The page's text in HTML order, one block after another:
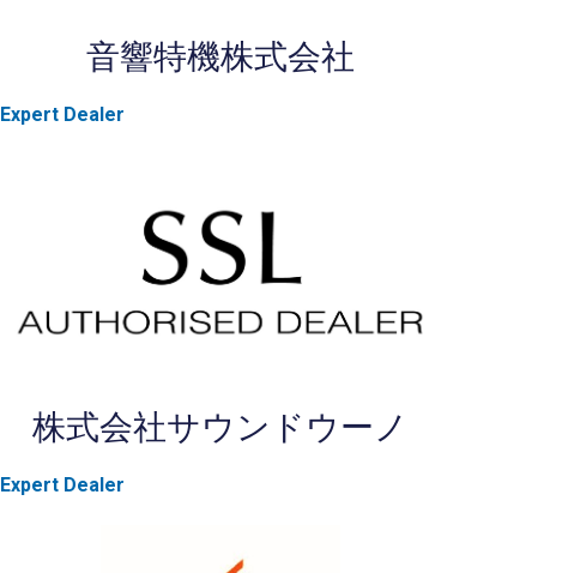
音響特機株式会社
Expert Dealer
株式会社サウンドウーノ
Expert Dealer